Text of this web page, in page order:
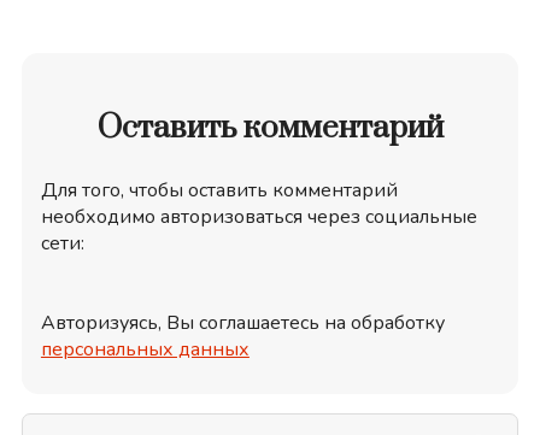
Оставить комментарий
Для того, чтобы оставить комментарий
необходимо авторизоваться через социальные
сети:
Авторизуясь, Вы соглашаетесь на обработку
персональных данных